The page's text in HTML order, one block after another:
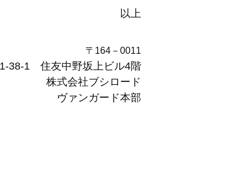
以上
〒164－0011
38-1 住友中野坂上ビル4階
株式会社ブシロード
ヴァンガード本部